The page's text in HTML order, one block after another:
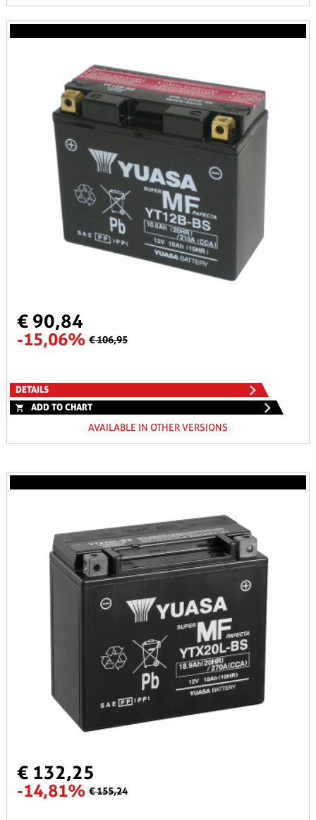
€ 90,84
-15,06% € 106,95
DETAILS
ADD TO CHART
AVAILABLE IN OTHER VERSIONS
€ 132,25
-14,81% € 155,24